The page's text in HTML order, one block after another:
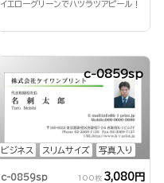
イエローグリーンでハツラツアピール！
ビジネス スリムサイズ 写真入り
c-0859sp
c-0859sp 100枚 3,080円